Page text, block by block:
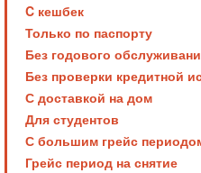
C кешбек
Только по паспорту
Без годового
Без проверки кредитной
С доставкой на дом
Для студентов
С большим грейс
Грейс период на снятие